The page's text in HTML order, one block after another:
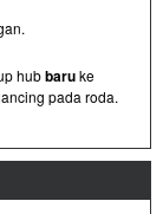
hubbaruke
pada roda.